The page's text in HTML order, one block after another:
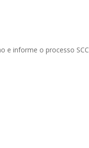
e informe o processo SCC